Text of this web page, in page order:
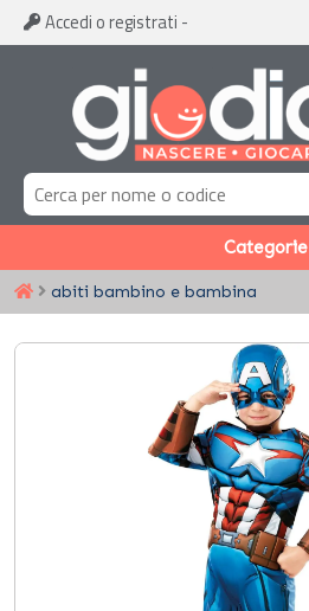
Accedi o registrati -
Categorie
abiti bambino e bambina